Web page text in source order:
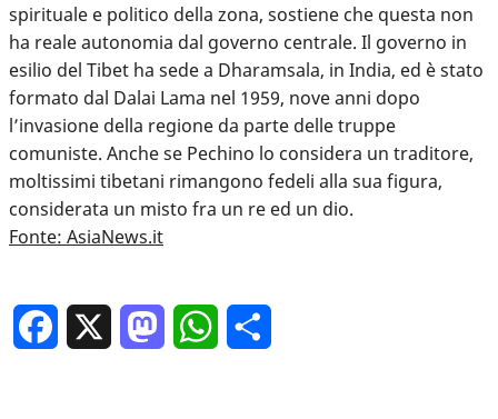
spirituale e politico della zona, sostiene che questa non
ha reale autonomia dal governo centrale. Il governo in
esilio del Tibet ha sede a Dharamsala, in India, ed è stato
formato dal Dalai Lama nel 1959, nove anni dopo
l’invasione della regione da parte delle truppe
comuniste. Anche se Pechino lo considera un traditore,
moltissimi tibetani rimangono fedeli alla sua figura,
considerata un misto fra un re ed un dio.
Fonte: AsiaNews.it
Facebook MastodonWhatsApp